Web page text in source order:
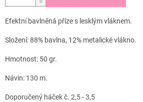
Efektní bavlněná příze s lesklým vláknem.
Složení: 88% bavlna, 12% metalické vlákno.
Hmotnost: 50 gr.
Návin: 130 m.
Doporučený háček č. 2,5 - 3,5